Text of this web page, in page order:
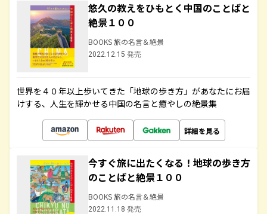
悠久の教えをひもとく中国のことばと
絶景１００
BOOKS 旅の名言＆絶景
2022.12.15 発売
世界を４０年以上歩いてきた「地球の歩き方」があなたにお届
けする、人生を輝かせる中国の名言と癒やしの絶景集
詳細を見る
今すぐ旅に出たくなる！地球の歩き方
のことばと絶景１００
BOOKS 旅の名言＆絶景
2022.11.18 発売